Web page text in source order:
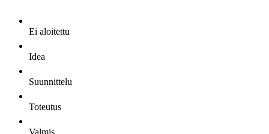
Ei aloitettu
Idea
Suunnittelu
Toteutus
Valmis